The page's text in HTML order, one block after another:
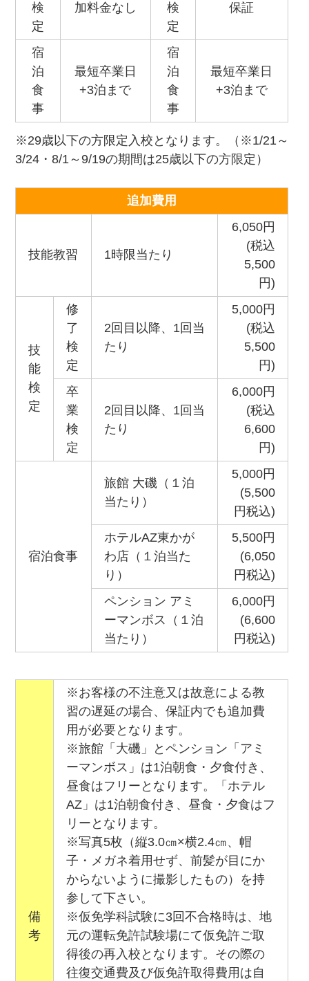
検
定
加料金なし
検
定
保証
宿
泊
食
事
最短卒業日
+3泊まで
宿
泊
食
事
最短卒業日
+3泊まで
※29歳以下の方限定入校となります。（※1/21～
3/24・8/1～9/19の期間は25歳以下の方限定）
追加費用
技能教習 1時限当たり
6,050円
(税込
5,500
円)
技
能
検
定
修
了
検
定
2回目以降、1回当
たり
5,000円
(税込
5,500
円)
卒
業
検
定
2回目以降、1回当
たり
6,000円
(税込
6,600
円)
宿泊食事
旅館 大磯（１泊
当たり）
5,000円
(5,500
円税込)
ホテルAZ東かが
わ店（１泊当た
り）
5,500円
(6,050
円税込)
ペンション アミ
ーマンボス（１泊
当たり）
6,000円
(6,600
円税込)
備
考
※お客様の不注意又は故意による教
習の遅延の場合、保証内でも追加費
用が必要となります。
※旅館「大磯」とペンション「アミ
ーマンボス」は1泊朝食・夕食付き、
昼食はフリーとなります。「ホテル
AZ」は1泊朝食付き、昼食・夕食はフ
リーとなります。
※写真5枚（縦3.0㎝×横2.4㎝、帽
子・メガネ着用せず、前髪が目にか
からないように撮影したもの）を持
参して下さい。
※仮免学科試験に3回不合格時は、地
元の運転免許試験場にて仮免許ご取
得後の再入校となります。その際の
往復交通費及び仮免許取得費用は自